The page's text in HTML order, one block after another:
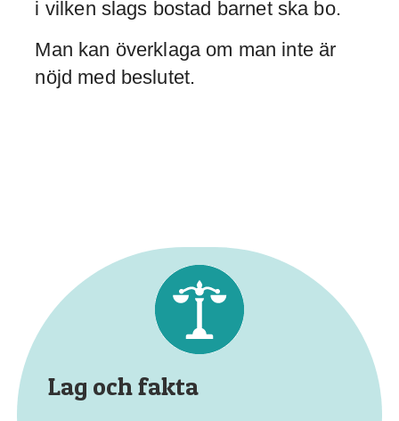
i vilken slags bostad barnet ska bo.
Man kan överklaga om man inte är
nöjd med beslutet.
Lag och fakta